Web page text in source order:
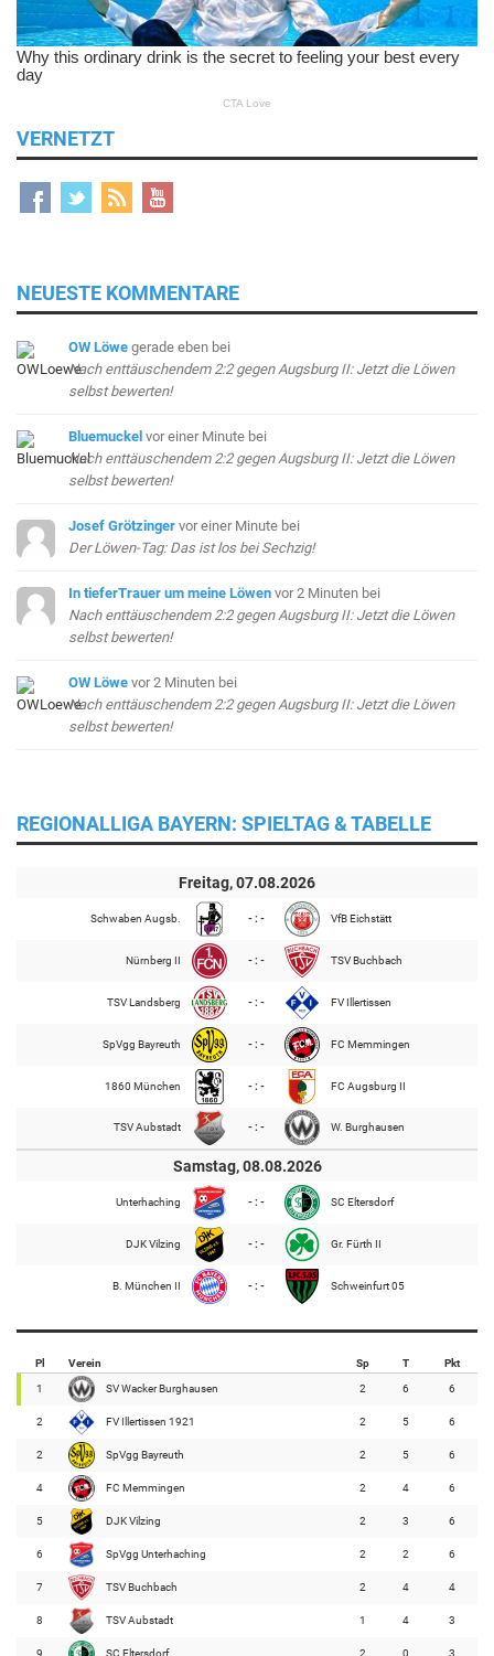
VERNETZT
NEUESTE KOMMENTARE
OW Löwe gerade eben bei
Nach enttäuschendem 2:2 gegen Augsburg II: Jetzt die Löwen
selbst bewerten!
Bluemuckel vor einer Minute bei
Nach enttäuschendem 2:2 gegen Augsburg II: Jetzt die Löwen
selbst bewerten!
Josef Grötzinger vor einer Minute bei
Der Löwen-Tag: Das ist los bei Sechzig!
In tieferTrauer um meine Löwen vor 2 Minuten bei
Nach enttäuschendem 2:2 gegen Augsburg II: Jetzt die Löwen
selbst bewerten!
OW Löwe vor 2 Minuten bei
Nach enttäuschendem 2:2 gegen Augsburg II: Jetzt die Löwen
selbst bewerten!
REGIONALLIGA BAYERN: SPIELTAG & TABELLE
Freitag, 07.08.2026
Schwaben Augsb. - : - VfB Eichstätt
Nürnberg II - : - TSV Buchbach
TSV Landsberg - : - FV Illertissen
SpVgg Bayreuth - : - FC Memmingen
1860 München - : - FC Augsburg II
TSV Aubstadt - : - W. Burghausen
Samstag, 08.08.2026
Unterhaching - : - SC Eltersdorf
DJK Vilzing - : - Gr. Fürth II
B. München II - : - Schweinfurt 05
Pl Verein Sp T Pkt
1 SV Wacker Burghausen 2 6 6
2 FV Illertissen 1921 2 5 6
2 SpVgg Bayreuth 2 5 6
4 FC Memmingen 2 4 6
5 DJK Vilzing 2 3 6
6 SpVgg Unterhaching 2 2 6
7 TSV Buchbach 2 4 4
8 TSV Aubstadt 1 4 3
9 SC Eltersdorf 2 0 3